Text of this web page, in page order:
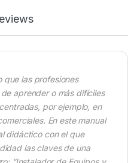
que las profesiones
aprender o más difíciles
por ejemplo, en
En este manual
didáctico con el que
las claves de una